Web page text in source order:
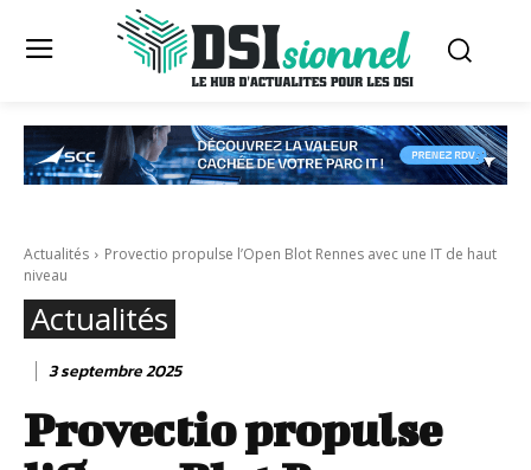
Actualités
Provectio propulse l’Open Blot Rennes avec une IT de haut
niveau
Actualités
3 septembre 2025
Provectio propulse